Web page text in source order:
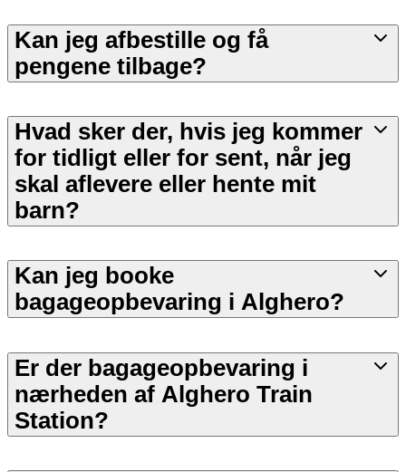
Kan jeg afbestille og få
pengene tilbage?
Hvad sker der, hvis jeg kommer
for tidligt eller for sent, når jeg
skal aflevere eller hente mit
barn?
Kan jeg booke
bagageopbevaring i Alghero?
Er der bagageopbevaring i
nærheden af Alghero Train
Station?